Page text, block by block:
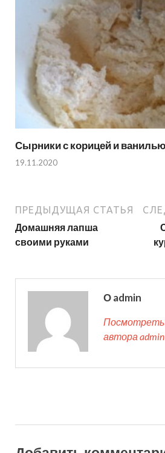
Сырники с корицей и ванилью
19.11.2020
ПРЕДЫДУЩАЯ СТАТЬЯ
Домашняя лапша
своими руками
О admin
Посмотреть
автора